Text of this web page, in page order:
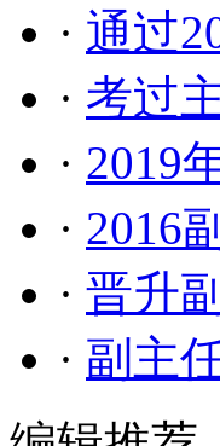
· 通过
· 考过
· 2019
· 2016
· 晋升
· 副主